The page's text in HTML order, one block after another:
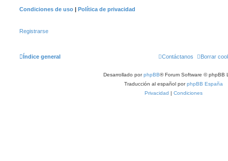
Condiciones de uso | Política de privacidad
Registrarse
Índice general Borrar
Contáctanos
Desarrollado porphpBB® Forum Software © phpBB
Traducción al español porphpBB España
Privacidad | Condiciones